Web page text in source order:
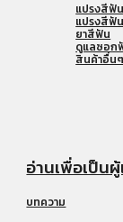
แปรงสีฟั
แปรงสีฟัน
ยาสีฟัน
ดูแลซอก
สินค้าอื่นๆ
อ่านเพื่อเป็น
บทความ